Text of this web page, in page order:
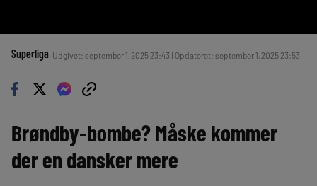
Superliga Udgivet: september 1, 2025 23:43 | Opdateret: september 1, 2025 23:53
Brøndby-bombe? Måske kommer
der en dansker mere